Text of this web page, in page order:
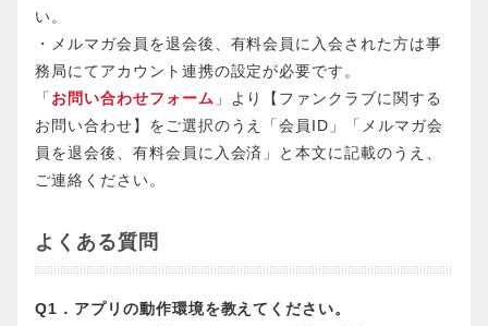
い。
・メルマガ会員を退会後、有料会員に入会された方は事
務局にてアカウント連携の設定が必要です。
「 お問い合わせフォーム 」より【ファンクラブに関する
お問い合わせ】をご選択のうえ「会員ID」「メルマガ会
員を退会後、有料会員に入会済」と本文に記載のうえ、
ご連絡ください。
よくある質問
Q1．アプリの動作環境を教えてください。